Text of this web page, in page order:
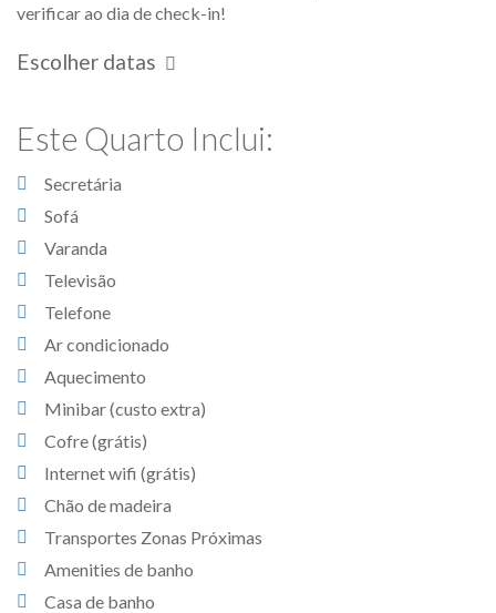
verificar ao dia de check-in!
Escolher datas
Este Quarto Inclui:
Secretária
Sofá
Varanda
Televisão
Telefone
Ar condicionado
Aquecimento
Minibar (custo extra)
Cofre (grátis)
Internet wifi (grátis)
Chão de madeira
Transportes Zonas Próximas
Amenities de banho
Casa de banho